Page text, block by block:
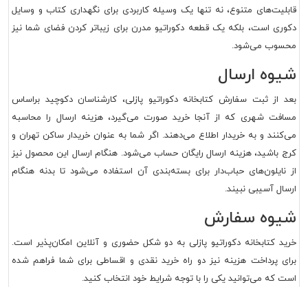
قابلیت‌های متنوع، نه تنها یک وسیله کاربردی برای نگهداری کتاب و وسایل
دکوری است، بلکه یک قطعه دکوراتیو مدرن برای زیباتر کردن فضای شما نیز
محسوب می‌شود.
شیوه ارسال
بعد از ثبت سفارش کتابخانه دکوراتیو پازلی، کارشناسان دکوچید براساس
مسافت شهری که از آنجا خرید صورت می‌گیرد، هزینه ارسال را محاسبه
می‌کنند و به خریدار اطلاع می‌دهند. اگر شما به عنوان خریدار ساکن تهران و
کرج باشید، هزینه ارسال رایگان حساب می‌شود. هنگام ارسال این محصول نیز
از نایلون‌های حباب‌دار برای بسته‌بندی آن استفاده می‌شود تا بدنه هنگام
ارسال آسیبی نبیند.
شیوه سفارش
خرید کتابخانه دکوراتیو پازلی به دو شکل حضوری و آنلاین امکان‌پذیر است.
برای پرداخت هزینه نیز دو راه خرید نقدی و اقساطی برای شما فراهم شده
است که می‌توانید یکی را با توجه شرایط خود انتخاب کنید.